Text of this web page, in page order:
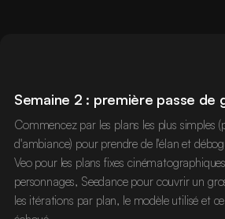
Semaine 2 : première passe de
Commencez par les plans les plus simples
d'ambiance) pour prendre de l'élan et
Veo pour les plans fixes
personnages, Seedance pour couvrir un
les itérations par plan, le modèle utilisé et